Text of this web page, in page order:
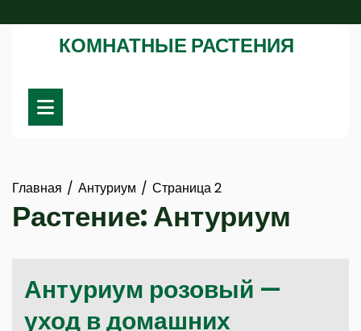
к
содержимомуКОМНАТНЫЕ РАСТЕНИЯ
Главная Антуриум Страница 2
Растение:Антуриум
Антуриум розовый —
уход в домашних